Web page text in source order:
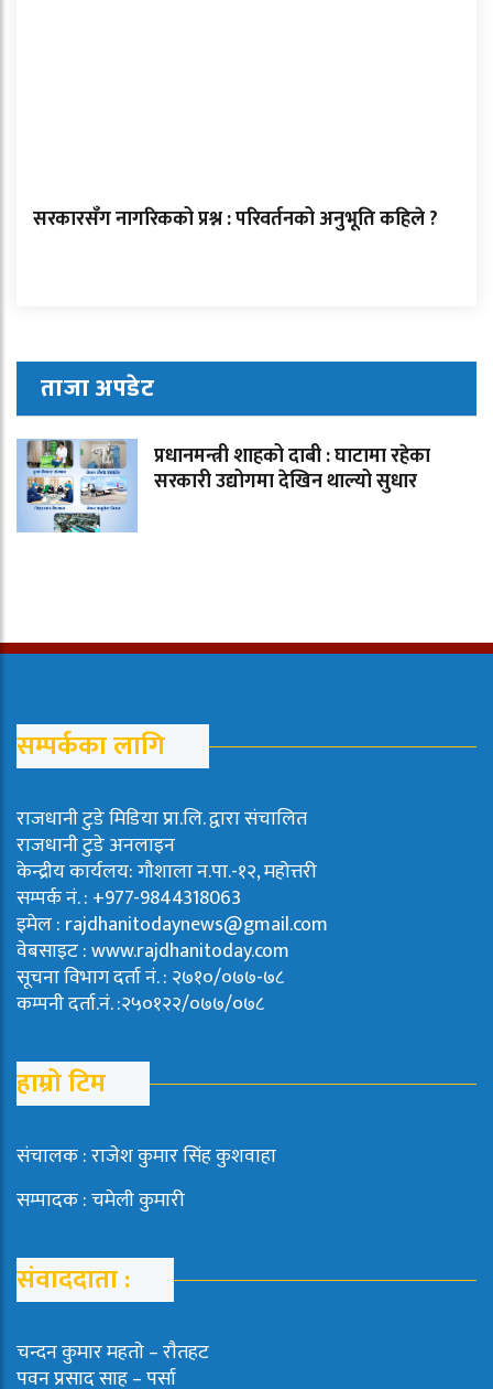
सरकारसँग नागरिकको प्रश्न : परिवर्तनको अनुभूति कहिले ?
ताजा अपडेट
प्रधानमन्त्री शाहको दाबी : घाटामा रहेका
सरकारी उद्योगमा देखिन थाल्यो सुधार
सम्पर्कका लागि
राजधानी टुडे मिडिया प्रा.लि. द्वारा संचालित
राजधानी टुडे अनलाइन
केन्द्रीय कार्यलय: गौशाला न.पा.-१२, महोत्तरी
सम्पर्क नं. : +977-9844318063
इमेल : rajdhanitodaynews@gmail.com
वेबसाइट : www.rajdhanitoday.com
सूचना विभाग दर्ता नं. : २७१०/०७७-७८
कम्पनी दर्ता.नं. :२५०१२२/०७७/०७८
हाम्रो टिम
संचालक : राजेश कुमार सिंह कुशवाहा
सम्पादक : चमेली कुमारी
संवाददाता :
चन्दन कुमार महताे – राैतहट
पवन प्रसाद साह – पर्सा